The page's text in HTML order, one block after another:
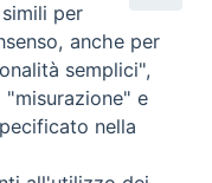
per
anche per
semplici",
e
nella